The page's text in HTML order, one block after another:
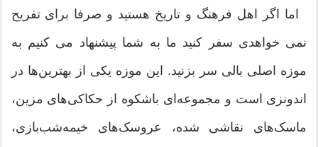
اما اگر اهل فرهنگ و تاریخ هستید و صرفا برای تفریح
نمی خواهدی سفر کنید ما به شما پیشنهاد می کنیم به
موزه اصلی بالی سر بزنید. این موزه یکی از بهترین‌ها در
اندونزی است و مجموعه‌ای با‌شکوه از حکاکی‌های مزین،
ماسک‌های نقاشی شده، عروسک‌های خیمه‌شب‌بازی،